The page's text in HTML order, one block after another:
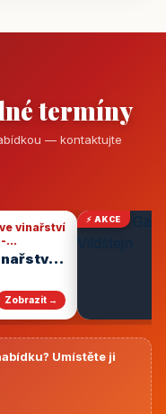
termíny
— kontaktujte
vinařství
Zobrazit →
⚡ AKCE
Umístěte ji